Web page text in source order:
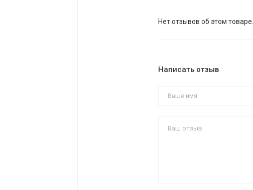
Нет отзывов об этом товаре.
Написать отзыв